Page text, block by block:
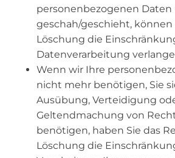
personenbezogenen
geschah/geschieht, können
Löschung die
Datenverarbeitung
Wenn wir Ihre
nicht mehr benötigen, Sie
Ausübung, Verteidigung
Geltendmachung von
benötigen, haben Sie das
Löschung die